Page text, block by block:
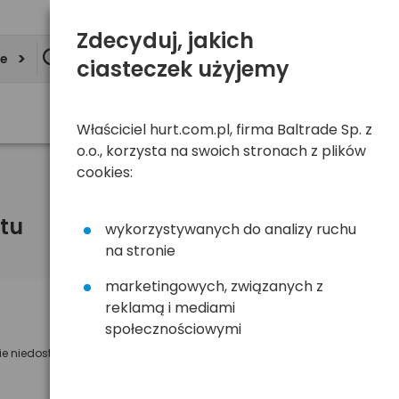
niedostępny
Powiadom mnie o dostępności
Zdecyduj, jakich
ciasteczek użyjemy
Właściciel hurt.com.pl, firma Baltrade Sp. z
o.o., korzysta na swoich stronach z plików
cookies:
wykorzystywanych do analizy ruchu
na stronie
marketingowych, związanych z
reklamą i mediami
społecznościowymi